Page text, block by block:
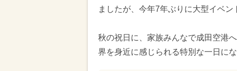
ましたが、今年7年ぶりに大型イベン
秋の祝日に、家族みんなで成田空港
界を身近に感じられる特別な一日にな